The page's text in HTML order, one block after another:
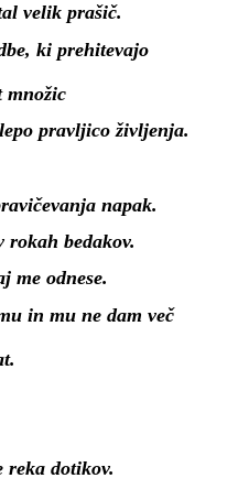
velik prašič.
ki prehitevajo
množic
pravljico življenja.
napak.
rokah bedakov.
me odnese.
in mu ne dam več
reka dotikov.